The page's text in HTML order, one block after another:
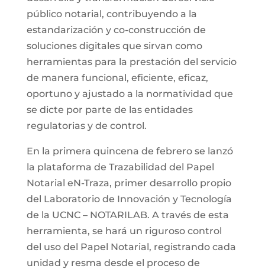
público notarial, contribuyendo a la
estandarización y co-construcción de
soluciones digitales que sirvan como
herramientas para la prestación del servicio
de manera funcional, eficiente, eficaz,
oportuno y ajustado a la normatividad que
se dicte por parte de las entidades
regulatorias y de control.
En la primera quincena de febrero se lanzó
la plataforma de Trazabilidad del Papel
Notarial eN-Traza, primer desarrollo propio
del Laboratorio de Innovación y Tecnología
de la UCNC – NOTARILAB. A través de esta
herramienta, se hará un riguroso control
del uso del Papel Notarial, registrando cada
unidad y resma desde el proceso de